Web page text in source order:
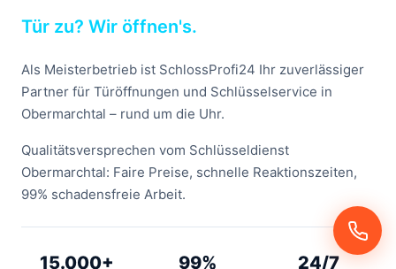
Tür zu? Wir öffnen's.
Als Meisterbetrieb ist SchlossProfi24 Ihr zuverlässiger
Partner für Türöffnungen und Schlüsselservice in
Obermarchtal – rund um die Uhr.
Qualitätsversprechen vom Schlüsseldienst
Obermarchtal: Faire Preise, schnelle Reaktionszeiten,
99% schadensfreie Arbeit.
15.000+ 99% 24/7